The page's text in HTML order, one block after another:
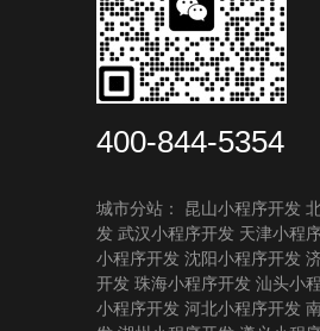
400-844-5354
城市分站： 昆山小程序开发
发 武汉小程序开发 天津小程
小程序开发 沈阳小程序开发
开发 珠海小程序开发 汕头小
小程序开发 河北小程序开发